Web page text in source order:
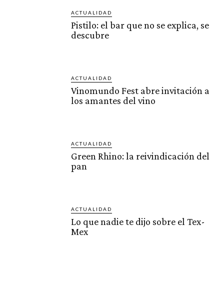
ACTUALIDAD
Pistilo: el bar que no se explica, se
descubre
ACTUALIDAD
Vinomundo Fest abre invitación a
los amantes del vino
ACTUALIDAD
Green Rhino: la reivindicación del
pan
ACTUALIDAD
Lo que nadie te dijo sobre el Tex-
Mex